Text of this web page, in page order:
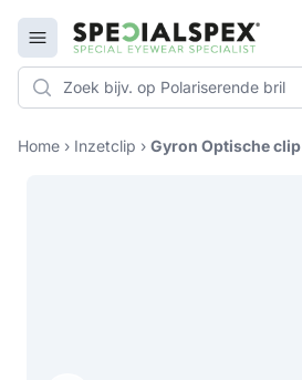
Open menu
Specialspex Logo
Home › Inzetclip › Gyron Optische clip